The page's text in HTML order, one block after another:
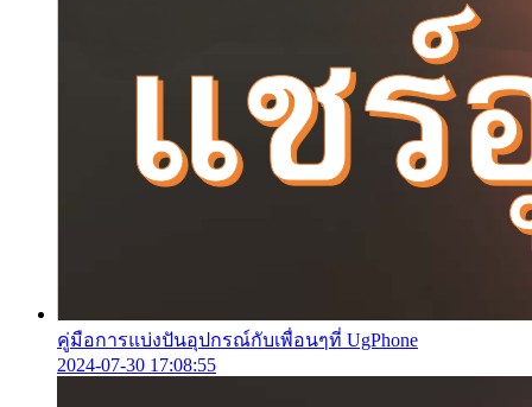
คู่มือการแบ่งปันอุปกรณ์กับเพื่อนๆที่ UgPhone
2024-07-30 17:08:55